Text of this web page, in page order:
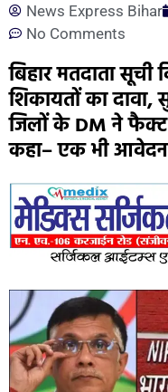
News Express Bihar
No Comments
बिहार मतदाता
शिकायतों का
जिलों के DM ने
कहा– एक भी आवेदन